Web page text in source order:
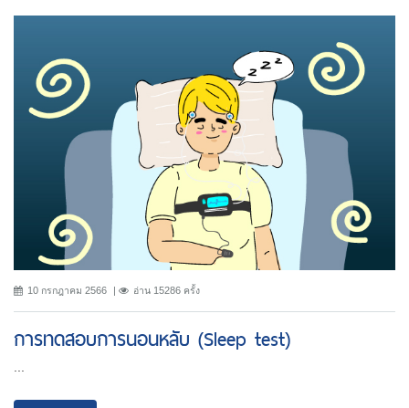
10 กรกฎาคม 2566 อ่าน 15286 ครั้ง
การทดสอบการนอนหลับ (Sleep test)